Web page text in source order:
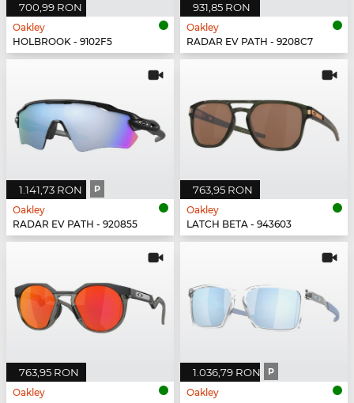
700,99 RON
Oakley
HOLBROOK - 9102F5
931,85 RON
Oakley
RADAR EV PATH - 9208C7
1.141,73 RON P
Oakley
RADAR EV PATH - 920855
763,95 RON
Oakley
LATCH BETA - 943603
763,95 RON
Oakley
1.036,79 RON P
Oakley